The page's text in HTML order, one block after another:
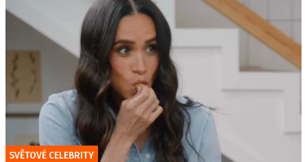
SVĚTOVÉ CELEBRITY